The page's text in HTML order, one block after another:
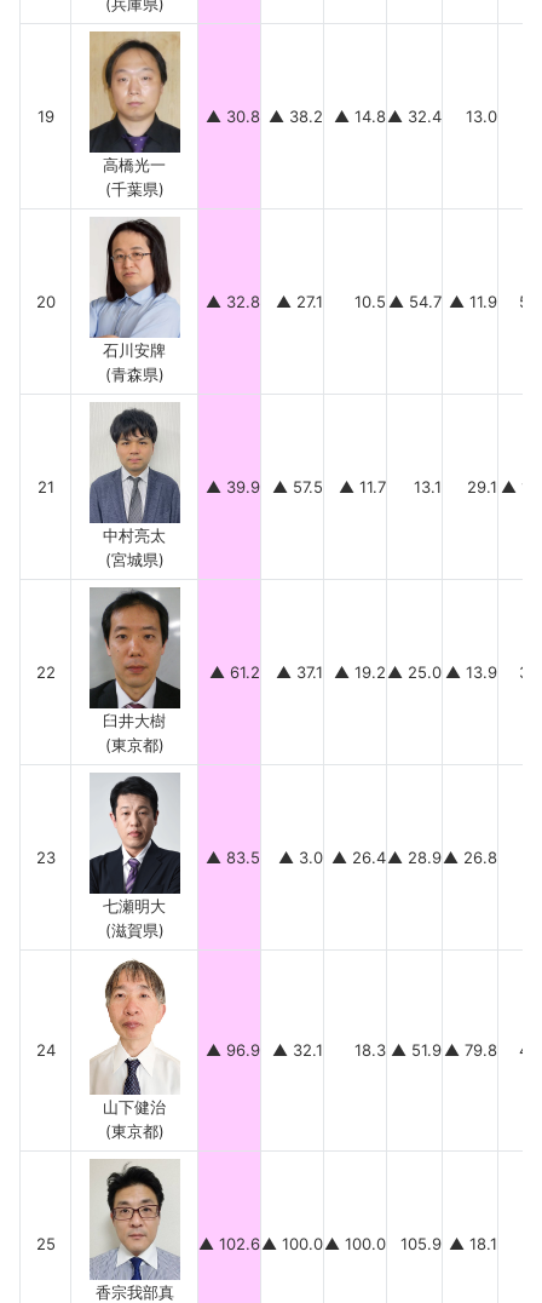
19
高橋光一
(千葉県)
▲ 30.8 ▲ 38.2 ▲ 14.8▲ 32.4 13.0
20
石川安牌
(青森県)
▲ 32.8 ▲ 27.1 10.5 ▲ 54.7 ▲ 11.9
21
中村亮太
(宮城県)
▲ 39.9 ▲ 57.5 ▲ 11.7 13.1 29.1 ▲
22
臼井大樹
(東京都)
▲ 61.2 ▲ 37.1 ▲ 19.2▲ 25.0 ▲ 13.9
23
七瀬明大
(滋賀県)
▲ 83.5 ▲ 3.0 ▲ 26.4▲ 28.9▲ 26.8
24
山下健治
(東京都)
▲ 96.9 ▲ 32.1 18.3 ▲ 51.9▲ 79.8
25
香宗我部真
▲ 102.6▲ 100.0▲ 100.0 105.9 ▲ 18.1